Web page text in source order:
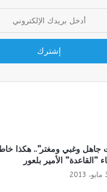
جاهل وغبي ومغتر”.. هكذا
”القاعدة” الأمير بلعور